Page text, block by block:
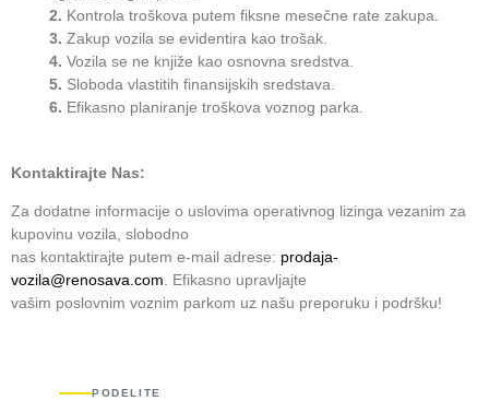
2. Kontrola troškova putem fiksne mesečne rate zakupa.
3. Zakup vozila se evidentira kao trošak.
4. Vozila se ne knjiže kao osnovna sredstva.
5. Sloboda vlastitih finansijskih sredstava.
6. Efikasno planiranje troškova voznog parka.
Kontaktirajte Nas:
Za dodatne informacije o uslovima operativnog lizinga vezanim za
kupovinu vozila, slobodno
nas kontaktirajte putem e-mail adrese: prodaja-
vozila@renosava.com . Efikasno upravljajte
vašim poslovnim voznim parkom uz našu preporuku i podršku!
PODELITE